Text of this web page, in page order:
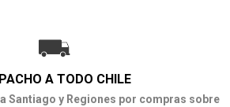
A TODO CHILE
Santiago y Regiones por compras sobre